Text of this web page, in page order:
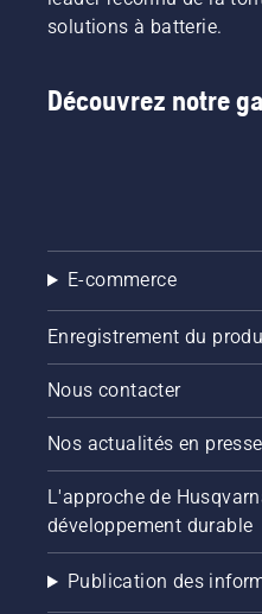
solutions à batterie.
Découvrez notre
E-commerce
Enregistrement du
Nous contacter
Nos actualités en presse
L'approche de
développement durable
Publication des